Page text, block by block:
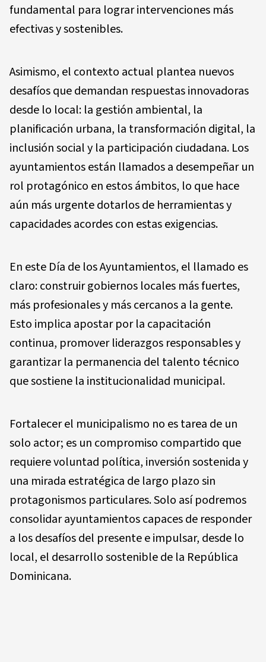
fundamental para lograr intervenciones más
efectivas y sostenibles.
Asimismo, el contexto actual plantea nuevos
desafíos que demandan respuestas innovadoras
desde lo local: la gestión ambiental, la
planificación urbana, la transformación digital, la
inclusión social y la participación ciudadana. Los
ayuntamientos están llamados a desempeñar un
rol protagónico en estos ámbitos, lo que hace
aún más urgente dotarlos de herramientas y
capacidades acordes con estas exigencias.
En este Día de los Ayuntamientos, el llamado es
claro: construir gobiernos locales más fuertes,
más profesionales y más cercanos a la gente.
Esto implica apostar por la capacitación
continua, promover liderazgos responsables y
garantizar la permanencia del talento técnico
que sostiene la institucionalidad municipal.
Fortalecer el municipalismo no es tarea de un
solo actor; es un compromiso compartido que
requiere voluntad política, inversión sostenida y
una mirada estratégica de largo plazo sin
protagonismos particulares. Solo así podremos
consolidar ayuntamientos capaces de responder
a los desafíos del presente e impulsar, desde lo
local, el desarrollo sostenible de la República
Dominicana.